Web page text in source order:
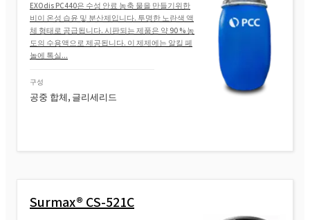
EXOdis PC440은 수성 안료 농축 물을 만들기위한
비이 온성 습윤 및 분산제입니다. 투명한 노란색 액
체 형태로 공급됩니다. 시판되는 제품은 약 90 % 농
도의 수용액으로 제공됩니다. 이 제제에는 알킬 페
놀에 톡실...
구성
공중 합체, 글리세리드
Surmax® CS-521C